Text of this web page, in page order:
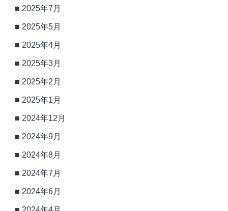
2025年7月
2025年5月
2025年4月
2025年3月
2025年2月
2025年1月
2024年12月
2024年9月
2024年8月
2024年7月
2024年6月